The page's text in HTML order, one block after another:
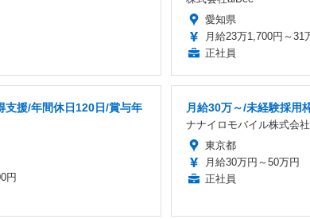
愛知県
月給23万1,700円～31
正社員
支援/年間休日120日/賞与年
円
月給30万～/未経験採用
ナナイロモバイル株式会社
東京都
月給30万円～50万円
正社員